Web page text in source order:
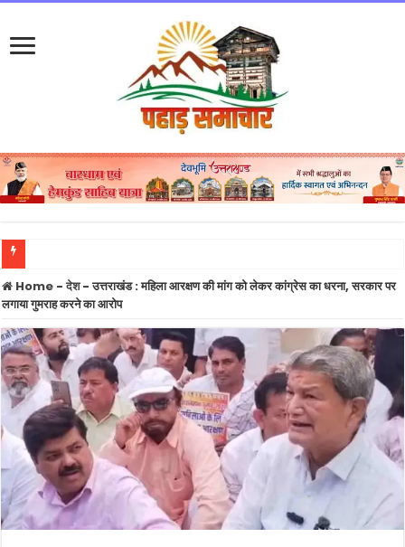
उत्तराखंड में बारिश का कहर जारी: 132 सड़कें बंद, नदियां चेतावनी रेखा के करीब, आज भी येलो
Home - देश- उत्तराखंड : महिला आरक्षण की मांग को लेकर कांग्रेस का धरना, सरकार पर
लगाया गुमराह करने का आरोप